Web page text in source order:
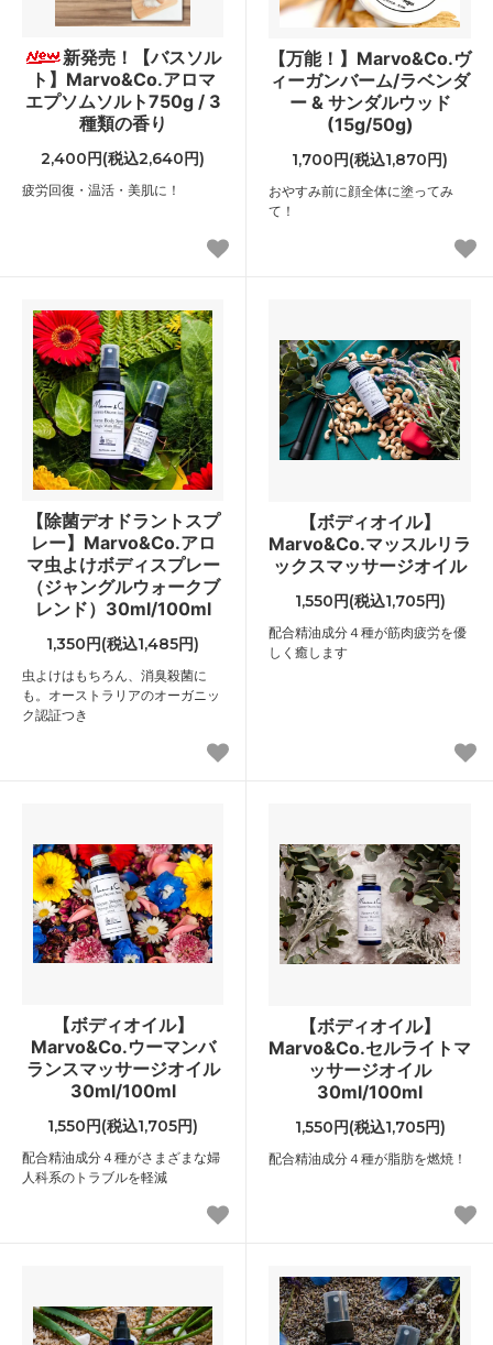
新発売！【バスソル
ト】Marvo&Co.アロマ
エプソムソルト750g / 3
種類の香り
2,400円(税込2,640円)
疲労回復・温活・美肌に！
【万能！】Marvo&Co.ヴ
ィーガンバーム/ラベンダ
ー & サンダルウッド
(15g/50g)
1,700円(税込1,870円)
おやすみ前に顔全体に塗ってみ
て！
【除菌デオドラントスプ
レー】Marvo&Co.アロ
マ虫よけボディスプレー
（ジャングルウォークブ
レンド）30ml/100ml
1,350円(税込1,485円)
虫よけはもちろん、消臭殺菌に
も。オーストラリアのオーガニッ
ク認証つき
【ボディオイル】
Marvo&Co.マッスルリラ
ックスマッサージオイル
1,550円(税込1,705円)
配合精油成分４種が筋肉疲労を優
しく癒します
【ボディオイル】
Marvo&Co.ウーマンバ
ランスマッサージオイル
30ml/100ml
1,550円(税込1,705円)
配合精油成分４種がさまざまな婦
人科系のトラブルを軽減
【ボディオイル】
Marvo&Co.セルライトマ
ッサージオイル
30ml/100ml
1,550円(税込1,705円)
配合精油成分４種が脂肪を燃焼！